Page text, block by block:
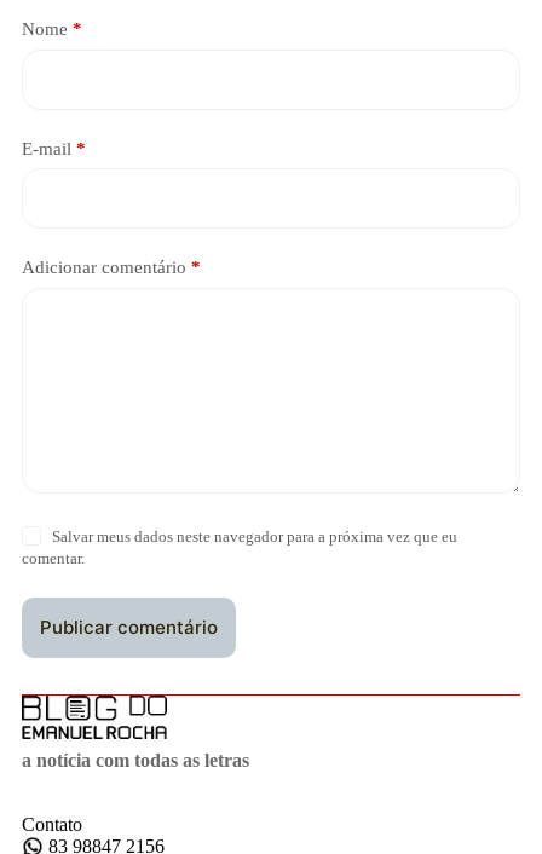
Nome *
E-mail *
Adicionar comentário *
Salvar meus dados neste navegador para a próxima vez que eu
comentar.
Publicar comentário
a notícia com todas as letras
Contato
83 98847 2156